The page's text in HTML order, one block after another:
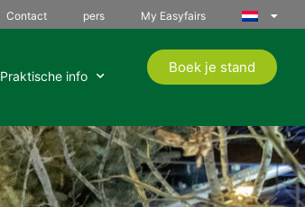
Contact pers My Easyfairs
Praktische info Boek je stand